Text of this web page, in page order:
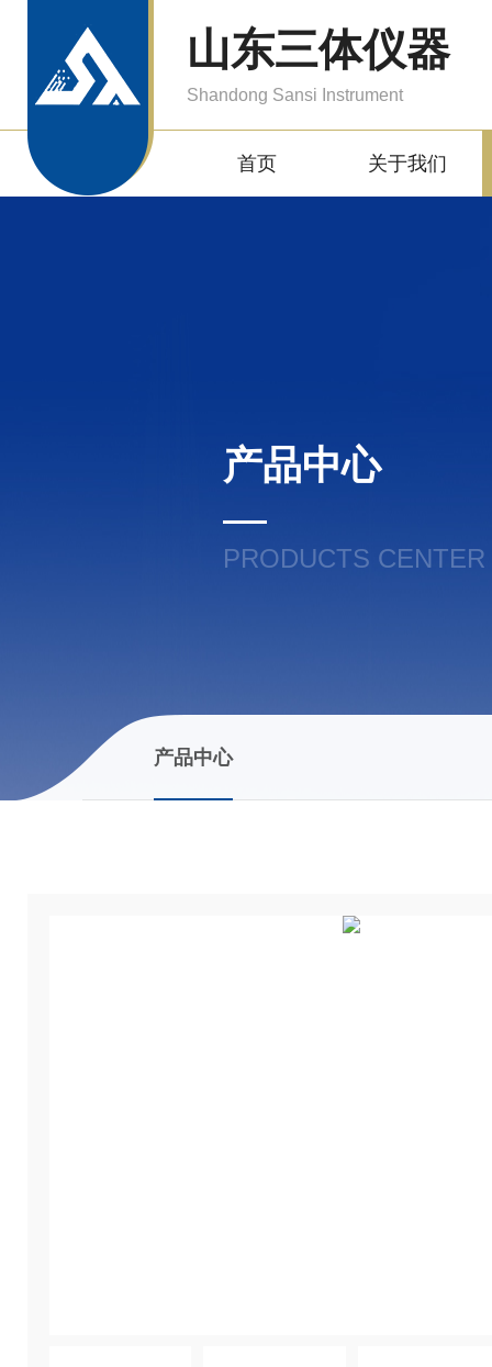
山东三体仪器
Shandong Sansi Instrument
首页 关于我们
产品中心
PRODUCTS CENTER
产品中心